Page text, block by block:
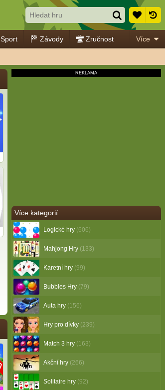
Sport Závody Zručnost Více
Více kategorií
Logické hry (606)
Mahjong Hry (133)
Karetní hry (99)
Bubbles Hry (79)
Auta hry (156)
Hry pro dívky (239)
Match 3 hry (163)
Akční hry (266)
Solitaire hry (92)